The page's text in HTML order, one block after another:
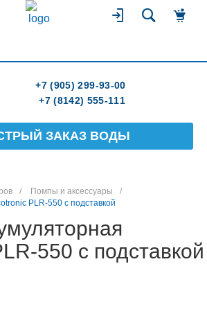
+7 (905) 299-93-00
+7 (8142) 555-111
ЗАКАЗ ВОДЫ
/ Помпы и аксессуары
/
PLR-550 с подставкой
550 с подставкой